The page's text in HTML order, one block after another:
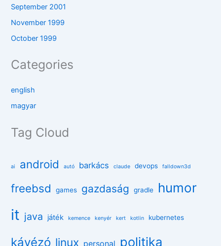
September 2001
November 1999
October 1999
Categories
english
magyar
Tag Cloud
ai android autó barkács claude devops falldown3d
freebsd games gazdaság gradle humor
it java játék kemence kenyér kert kotlin kubernetes
kávézó linux personal politika